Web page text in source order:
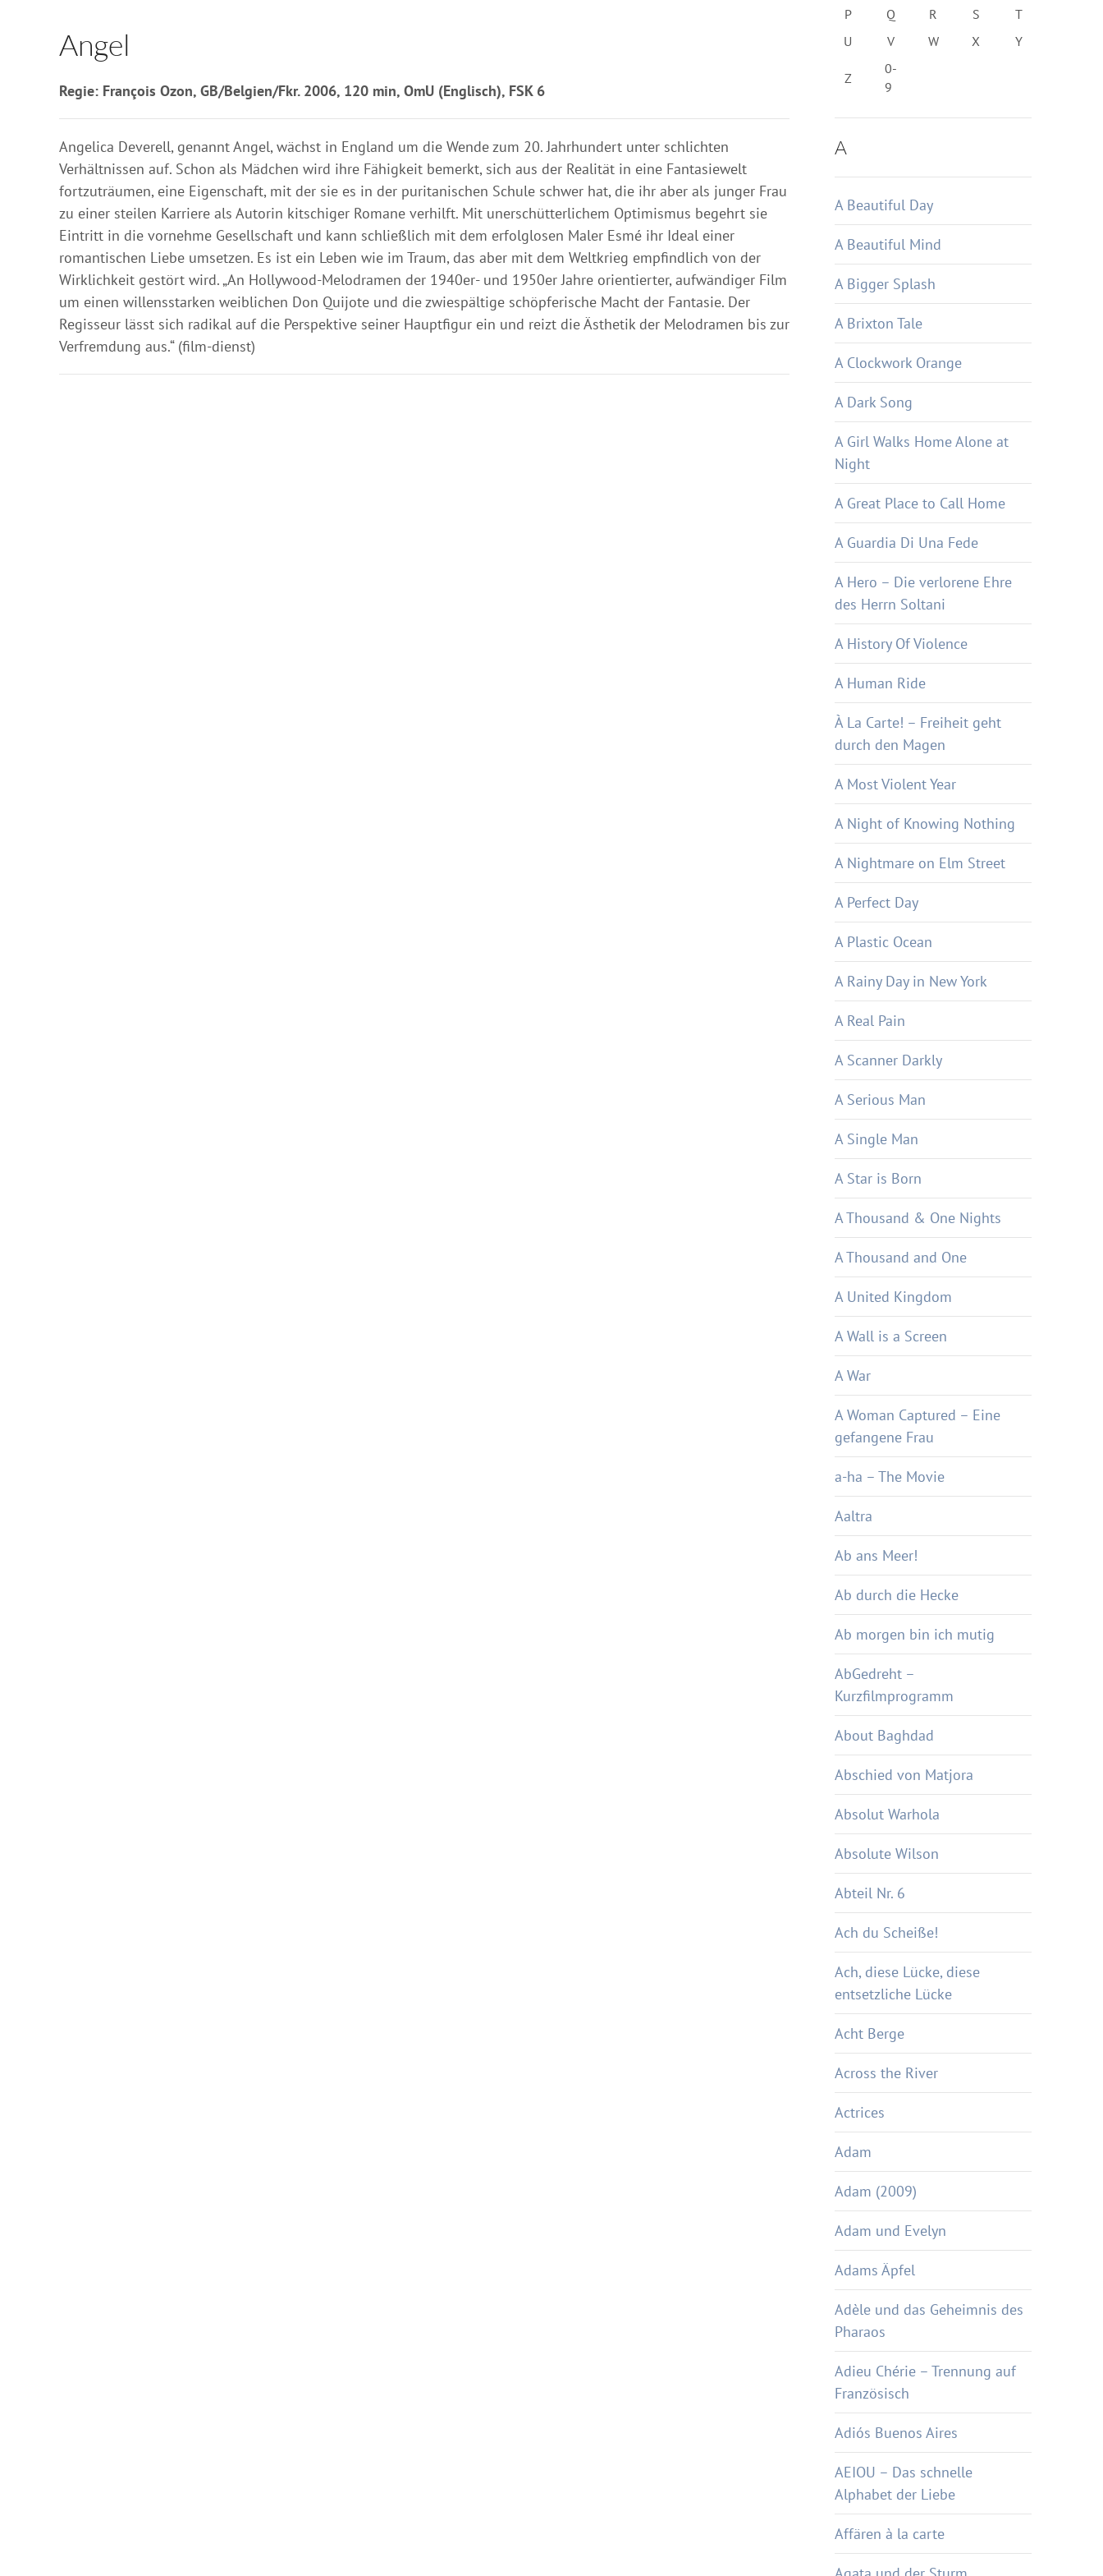
Angel
Regie: François Ozon, GB/Belgien/Fkr. 2006, 120 min, OmU (Englisch), FSK 6
Angelica Deverell, genannt Angel, wächst in England um die Wende zum 20. Jahrhundert unter schlichten
Verhältnissen auf. Schon als Mädchen wird ihre Fähigkeit bemerkt, sich aus der Realität in eine Fantasiewelt
fortzuträumen, eine Eigenschaft, mit der sie es in der puritanischen Schule schwer hat, die ihr aber als junger Frau
zu einer steilen Karriere als Autorin kitschiger Romane verhilft. Mit unerschütterlichem Optimismus begehrt sie
Eintritt in die vornehme Gesellschaft und kann schließlich mit dem erfolglosen Maler Esmé ihr Ideal einer
romantischen Liebe umsetzen. Es ist ein Leben wie im Traum, das aber mit dem Weltkrieg empfindlich von der
Wirklichkeit gestört wird. „An Hollywood-Melodramen der 1940er- und 1950er Jahre orientierter, aufwändiger Film
um einen willensstarken weiblichen Don Quijote und die zwiespältige schöpferische Macht der Fantasie. Der
Regisseur lässt sich radikal auf die Perspektive seiner Hauptfigur ein und reizt die Ästhetik der Melodramen bis zur
Verfremdung aus.“ (film-dienst)
P
Q R S
T
U
V W X Y
Z
0-
9
A
A Beautiful Day
A Beautiful Mind
A Bigger Splash
A Brixton Tale
A Clockwork Orange
A Dark Song
A Girl Walks Home Alone at
Night
A Great Place to Call Home
A Guardia Di Una Fede
A Hero – Die verlorene Ehre
des Herrn Soltani
A History Of Violence
A Human Ride
À La Carte! – Freiheit geht
durch den Magen
A Most Violent Year
A Night of Knowing Nothing
A Nightmare on Elm Street
A Perfect Day
A Plastic Ocean
A Rainy Day in New York
A Real Pain
A Scanner Darkly
A Serious Man
A Single Man
A Star is Born
A Thousand & One Nights
A Thousand and One
A United Kingdom
A Wall is a Screen
A War
A Woman Captured – Eine
gefangene Frau
a-ha – The Movie
Aaltra
Ab ans Meer!
Ab durch die Hecke
Ab morgen bin ich mutig
AbGedreht –
Kurzfilmprogramm
About Baghdad
Abschied von Matjora
Absolut Warhola
Absolute Wilson
Abteil Nr. 6
Ach du Scheiße!
Ach, diese Lücke, diese
entsetzliche Lücke
Acht Berge
Across the River
Actrices
Adam
Adam (2009)
Adam und Evelyn
Adams Äpfel
Adèle und das Geheimnis des
Pharaos
Adieu Chérie – Trennung auf
Französisch
Adiós Buenos Aires
AEIOU – Das schnelle
Alphabet der Liebe
Affären à la carte